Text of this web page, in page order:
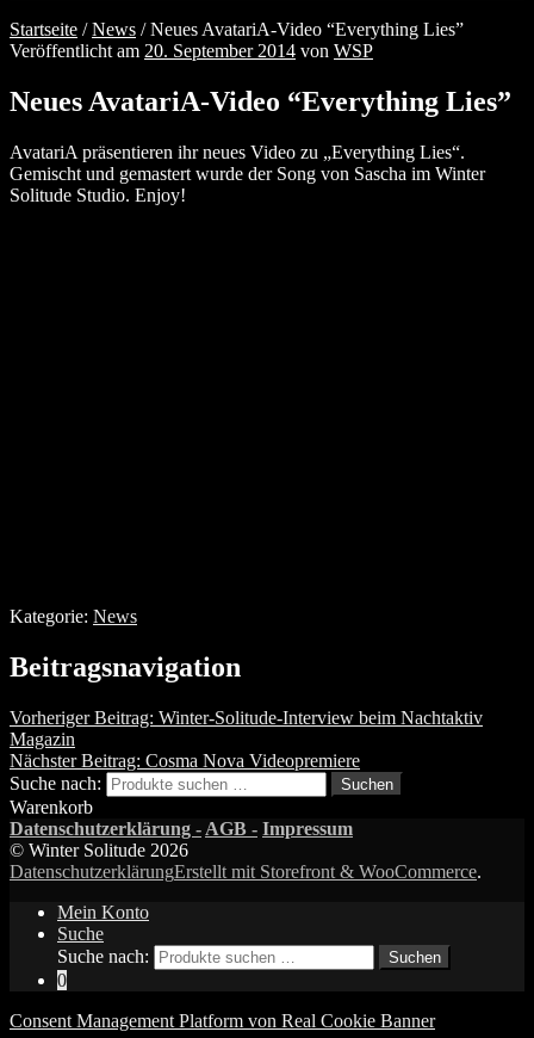
Startseite /News /Neues AvatariA-Video “Everything Lies”
Veröffentlicht am 20. September 2014 von WSP
Neues AvatariA-Video “Everything Lies”
AvatariA präsentieren ihr neues Video zu „Everything Lies“.
Gemischt und gemastert wurde der Song von Sascha im Winter
Solitude Studio. Enjoy!
Kategorie: News
Beitragsnavigation
Vorheriger Beitrag: Winter-Solitude-Interview beim Nachtaktiv
Magazin
Nächster Beitrag: Cosma Nova Videopremiere
Suche nach:
Suchen
Warenkorb
Datenschutzerklärung - AGB - Impressum
© Winter Solitude 2026
DatenschutzerklärungErstellt mit Storefront & WooCommerce.
Mein Konto
Suche
Suche nach:
Suchen
0
Consent Management Platform von Real Cookie Banner